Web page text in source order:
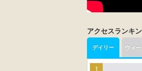
アクセスランキ
デイリー ウィ